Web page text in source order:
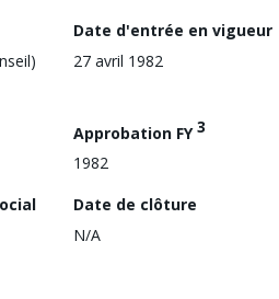
Date d'entrée en vigueur
27 avril 1982
Approbation FY3
1982
Date de clôture
N/A